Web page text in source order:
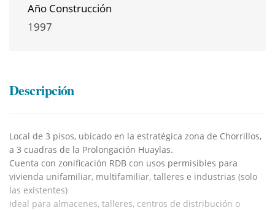
Año Construcción
1997
Descripción
Local de 3 pisos, ubicado en la estratégica zona de Chorrillos,
a 3 cuadras de la Prolongación Huaylas.
Cuenta con zonificación RDB con usos permisibles para
vivienda unifamiliar, multifamiliar, talleres e industrias (solo
las existentes)
Ideal para almacenes, talleres, centros de distribución o